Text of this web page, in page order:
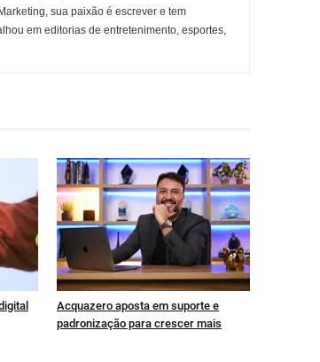
sua paixão é escrever e tem
em editorias de entretenimento, esportes,
Acquazero aposta em suporte e
padronização para crescer mais